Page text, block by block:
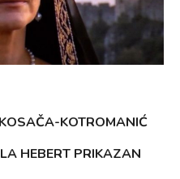
KOTROMANIĆ
HEBERT PRIKAZAN